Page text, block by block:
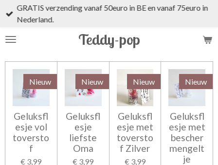
Ga
direct
de
Teddy-pop
GRATIS verzending vanaf 50euro in BE en vanaf 75euro in
Nederland.
Nieuw
Geluksfl
esje vol
toversto
f
€ 3,99
Nieuw
Geluksfl
esje
liefste
Oma
€ 3,99
Nieuw
Geluksfl
esje met
toversto
f Zilver
€ 3,99
Nieuw
Geluksfl
esje met
bescher
mengelt
je